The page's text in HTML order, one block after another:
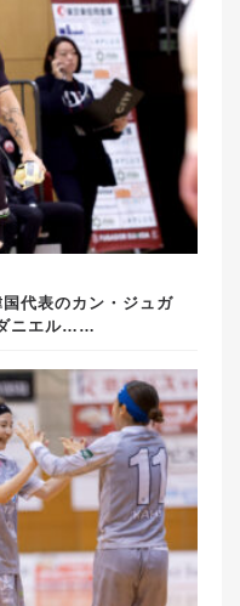
代表のカン・ジュガ
ニエル……